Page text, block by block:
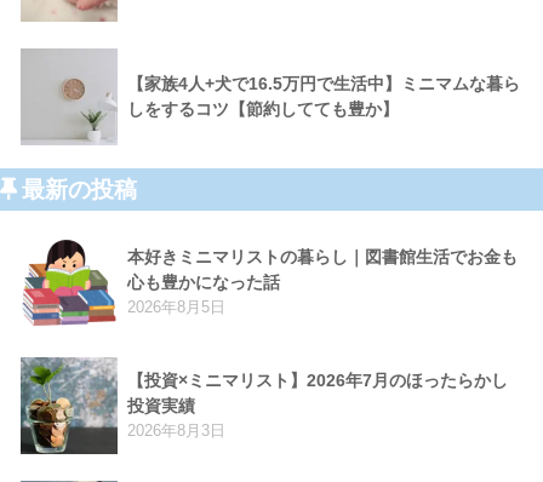
【家族4人+犬で16.5万円で生活中】ミニマムな暮ら
しをするコツ【節約してても豊か】
最新の投稿
本好きミニマリストの暮らし｜図書館生活でお金も
心も豊かになった話
2026年8月5日
【投資×ミニマリスト】2026年7月のほったらかし
投資実績
2026年8月3日